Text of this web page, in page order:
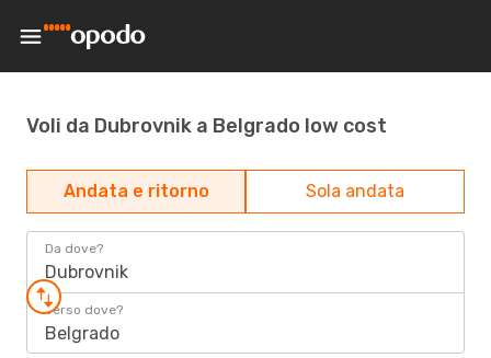
Voli da Dubrovnik a Belgrado low cost
Andata e ritorno Sola andata
Da dove?
Dubrovnik
Verso dove?
Belgrado